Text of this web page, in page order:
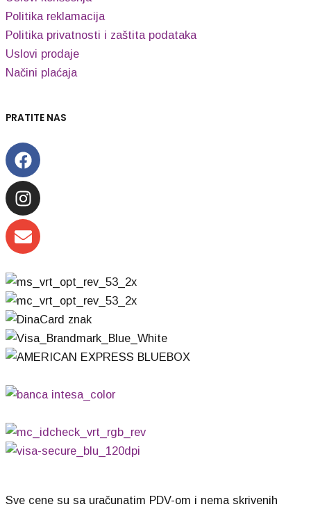
Politika reklamacija
Politika privatnosti i zaštita podataka
Uslovi prodaje
Načini plaćaja
PRATITE NAS
Facebook
Instagram
Envelope
Sve cene su sa uračunatim PDV-om i nema skrivenih